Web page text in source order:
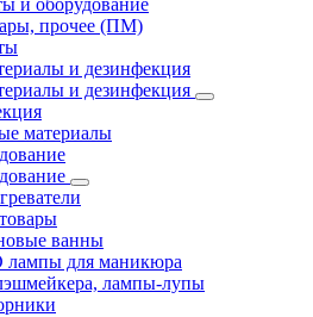
и оборудование
прочее (ПМ)
и дезинфекция
и дезинфекция
материалы
ванны
лампы для маникюра
лампы-лупы